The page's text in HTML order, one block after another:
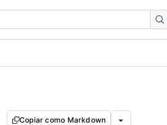
Copiar como Markdown